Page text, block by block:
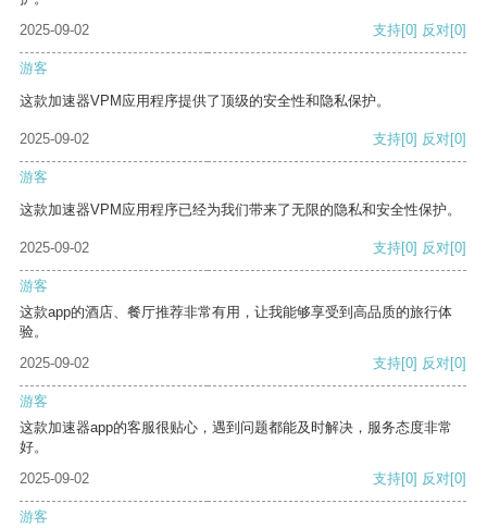
2025-09-02
支持[0] 反对[0]
游客
这款加速器VPM应用程序提供了顶级的安全性和隐私保护。
2025-09-02 支持[0] 反对[0]
游客
这款加速器VPM应用程序已经为我们带来了无限的隐私和安全性保护。
2025-09-02 支持[0] 反对[0]
游客
这款app的酒店、餐厅推荐非常有用，让我能够享受到高品质的旅行体
验。
2025-09-02
支持[0] 反对[0]
游客
这款加速器app的客服很贴心，遇到问题都能及时解决，服务态度非常
好。
2025-09-02
支持[0] 反对[0]
游客